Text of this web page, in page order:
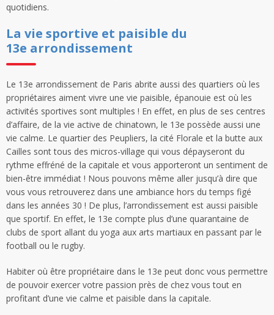
quotidiens.
La vie sportive et paisible du
13e arrondissement
Le 13e arrondissement de Paris abrite aussi des quartiers où les
propriétaires aiment vivre une vie paisible, épanouie est où les
activités sportives sont multiples ! En effet, en plus de ses centres
d’affaire, de la vie active de chinatown, le 13e possède aussi une
vie calme. Le quartier des Peupliers, la cité Florale et la butte aux
Cailles sont tous des micros-village qui vous dépayseront du
rythme effréné de la capitale et vous apporteront un sentiment de
bien-être immédiat ! Nous pouvons même aller jusqu’à dire que
vous vous retrouverez dans une ambiance hors du temps figé
dans les années 30 ! De plus, l’arrondissement est aussi paisible
que sportif. En effet, le 13e compte plus d’une quarantaine de
clubs de sport allant du yoga aux arts martiaux en passant par le
football ou le rugby.
Habiter où être propriétaire dans le 13e peut donc vous permettre
de pouvoir exercer votre passion près de chez vous tout en
profitant d’une vie calme et paisible dans la capitale.